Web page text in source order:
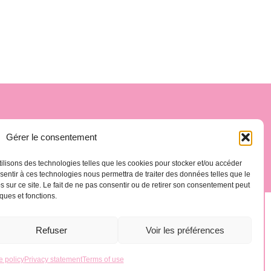
Gérer le consentement
des technologies telles que les cookies pour stocker et/ou accéder
à ces technologies nous permettra de traiter des données telles que le
sur ce site. Le fait de ne pas consentir ou de retirer son consentement peut
et fonctions.
Refuser Voir les préférences
policyPrivacy statementTerms of use
La Gomera, Spain